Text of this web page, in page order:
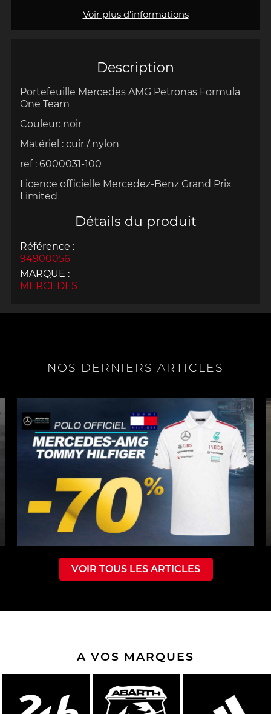
Description
Portefeuille Mercedes AMG Petronas Formula
One Team
Couleur: noir
Matériel : cuir / nylon
ref : 6000031-100
Licence officielle Mercedez-Benz Grand Prix
Limited
Détails du produit
Référence :
94900056
MARQUE :
MERCEDES
Voir plus d'informations
NOS DERNIERS ARTICLES
VOIR TOUS LES ARTICLES
A VOS MARQUES